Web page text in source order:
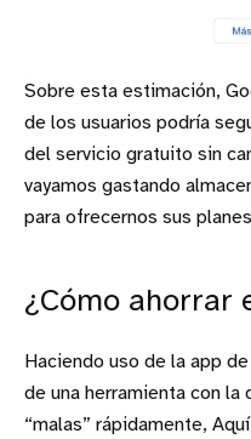
Sobre esta estimación,
de los usuarios podría
del servicio gratuito sin
vayamos gastando
para ofrecernos sus
¿Cómo ahorrar
Haciendo uso de la app
de una herramienta con la
“malas” rápidamente,